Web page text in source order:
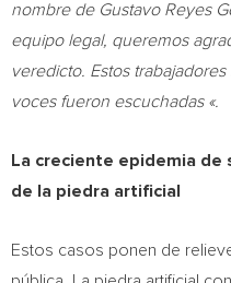
nombre de Gustavo Reyes
equipo legal, queremos
veredicto. Estos
voces fueron escuchadas «.
La creciente epidemia
de la piedra artificial
Estos casos ponen de